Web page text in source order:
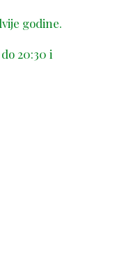
godine.
20:30 i